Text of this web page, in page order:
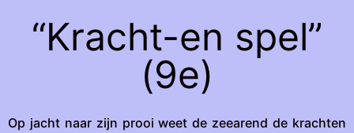
“Kracht-en spel”
(9e)
Op jacht naar zijn prooi weet de zeearend de krachten